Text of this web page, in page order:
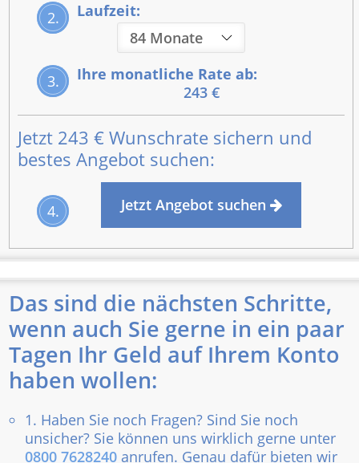
2. Laufzeit:
3.
Ihre monatliche Rate ab:
243 €
Jetzt 243 € Wunschrate sichern und
bestes Angebot suchen:
4. Jetzt Angebot suchen
Das sind die nächsten Schritte,
wenn auch Sie gerne in ein paar
Tagen Ihr Geld auf Ihrem Konto
haben wollen:
1. Haben Sie noch Fragen? Sind Sie noch
unsicher? Sie können uns wirklich gerne unter
0800 7628240 anrufen. Genau dafür bieten wir